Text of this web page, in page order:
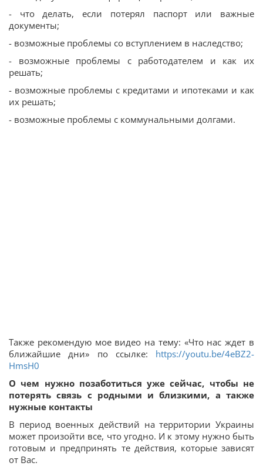
- что делать, если потерял паспорт или важные
документы;
- возможные проблемы со вступлением в наследство;
- возможные проблемы с работодателем и как их
решать;
- возможные проблемы с кредитами и ипотеками и как
их решать;
- возможные проблемы с коммунальными долгами.
Также рекомендую мое видео на тему: «Что нас ждет в
ближайшие дни» по ссылке: https://youtu.be/4eBZ2-
HmsH0
О чем нужно позаботиться уже сейчас, чтобы не
потерять связь с родными и близкими, а также
нужные контакты
В период военных действий на территории Украины
может произойти все, что угодно. И к этому нужно быть
готовым и предпринять те действия, которые зависят
от Вас.